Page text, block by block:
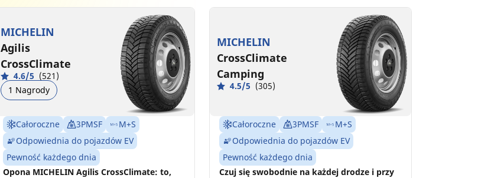
MICHELIN
Agilis
CrossClimate
4.6/5 (521)
1 Nagrody
Całoroczne 3PMSF
M+S
Odpowiednia do pojazdów EV
Pewność każdego dnia
Opona MICHELIN Agilis CrossClimate: to,
MICHELIN
CrossClimate
Camping
4.5/5 (305)
Całoroczne 3PMSF
M+S
Odpowiednia do pojazdów EV
Pewność każdego dnia
Czuj się swobodnie na każdej drodze i przy